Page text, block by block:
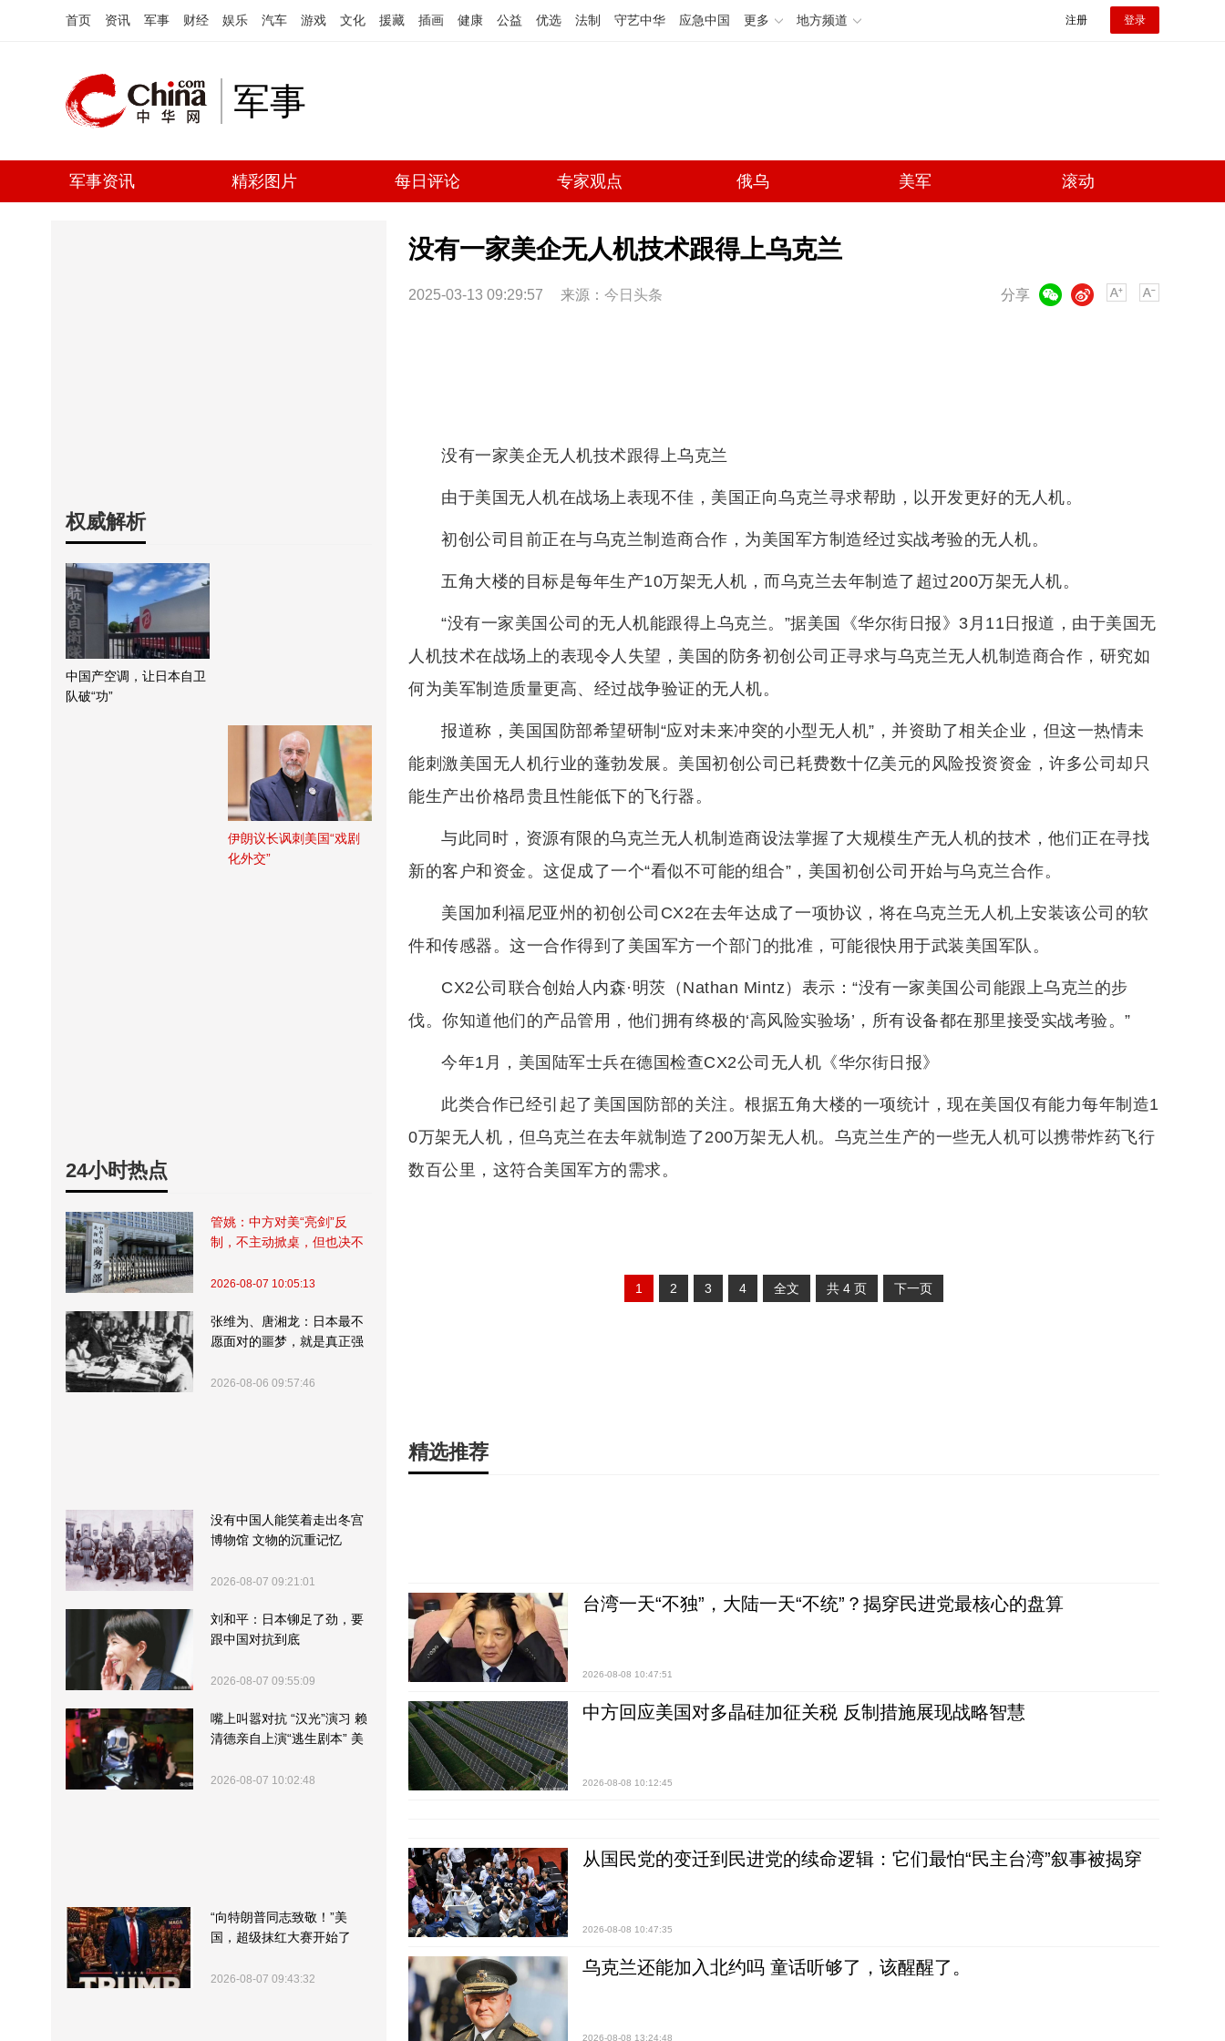
首页 资讯 军事 财经 娱乐 汽车 游戏 文化 援藏 插画 健康 公益 优选 法制 守艺中华 应急中国 更多 地方频道 注册 登录
军事
军事资讯 精彩图片 每日评论 专家观点 俄乌 美军 滚动
权威解析
中国产空调，让日本自卫
队破“功”
伊朗议长讽刺美国“戏剧
化外交”
24小时热点
管姚：中方对美“亮剑”反
制，不主动掀桌，但也决不
2026-08-07 10:05:13
张维为、唐湘龙：日本最不
愿面对的噩梦，就是真正强
2026-08-06 09:57:46
没有中国人能笑着走出冬宫
博物馆 文物的沉重记忆
2026-08-07 09:21:01
刘和平：日本铆足了劲，要
跟中国对抗到底
2026-08-07 09:55:09
嘴上叫嚣对抗 “汉光”演习 赖
清德亲自上演“逃生剧本” 美
2026-08-07 10:02:48
“向特朗普同志致敬！”美
国，超级抹红大赛开始了
2026-08-07 09:43:32
没有一家美企无人机技术跟得上乌克兰
2025-03-13 09:29:57 来源： 今日头条 分享
微博
没有一家美企无人机技术跟得上乌克兰
由于美国无人机在战场上表现不佳，美国正向乌克兰寻求帮助，以开发更好的无人机。
初创公司目前正在与乌克兰制造商合作，为美国军方制造经过实战考验的无人机。
五角大楼的目标是每年生产10万架无人机，而乌克兰去年制造了超过200万架无人机。
“没有一家美国公司的无人机能跟得上乌克兰。”据美国《华尔街日报》3月11日报道，由于美国无
人机技术在战场上的表现令人失望，美国的防务初创公司正寻求与乌克兰无人机制造商合作，研究如
何为美军制造质量更高、经过战争验证的无人机。
报道称，美国国防部希望研制“应对未来冲突的小型无人机”，并资助了相关企业，但这一热情未
能刺激美国无人机行业的蓬勃发展。美国初创公司已耗费数十亿美元的风险投资资金，许多公司却只
能生产出价格昂贵且性能低下的飞行器。
与此同时，资源有限的乌克兰无人机制造商设法掌握了大规模生产无人机的技术，他们正在寻找
新的客户和资金。这促成了一个“看似不可能的组合”，美国初创公司开始与乌克兰合作。
美国加利福尼亚州的初创公司CX2在去年达成了一项协议，将在乌克兰无人机上安装该公司的软
件和传感器。这一合作得到了美国军方一个部门的批准，可能很快用于武装美国军队。
CX2公司联合创始人内森·明茨（Nathan Mintz）表示：“没有一家美国公司能跟上乌克兰的步
伐。你知道他们的产品管用，他们拥有终极的‘高风险实验场’，所有设备都在那里接受实战考验。”
今年1月，美国陆军士兵在德国检查CX2公司无人机《华尔街日报》
此类合作已经引起了美国国防部的关注。根据五角大楼的一项统计，现在美国仅有能力每年制造1
0万架无人机，但乌克兰在去年就制造了200万架无人机。乌克兰生产的一些无人机可以携带炸药飞行
数百公里，这符合美国军方的需求。
1 2 3 4 全文 共 4 页 下一页
精选推荐
台湾一天“不独”，大陆一天“不统”？揭穿民进党最核心的盘算
2026-08-08 10:47:51
中方回应美国对多晶硅加征关税 反制措施展现战略智慧
2026-08-08 10:12:45
从国民党的变迁到民进党的续命逻辑：它们最怕“民主台湾”叙事被揭穿
2026-08-08 10:47:35
乌克兰还能加入北约吗 童话听够了，该醒醒了。
2026-08-08 13:24:48